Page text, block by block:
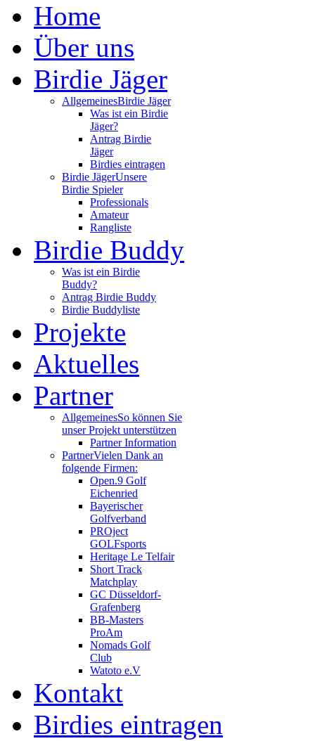
Home
Über uns
Birdie Jäger
AllgemeinesBirdie Jäger
Was ist ein Birdie
Jäger?
Antrag Birdie
Jäger
Birdies eintragen
Birdie JägerUnsere
Birdie Spieler
Professionals
Amateur
Rangliste
Birdie Buddy
Was ist ein Birdie
Buddy?
Antrag Birdie Buddy
Birdie Buddyliste
Projekte
Aktuelles
Partner
AllgemeinesSo können Sie
unser Projekt unterstützen
Partner Information
PartnerVielen Dank an
folgende Firmen:
Open.9 Golf
Eichenried
Bayerischer
Golfverband
PROject
GOLFsports
Heritage Le Telfair
Short Track
Matchplay
GC Düsseldorf-
Grafenberg
BB-Masters
ProAm
Nomads Golf
Club
Watoto e.V
Kontakt
Birdies eintragen